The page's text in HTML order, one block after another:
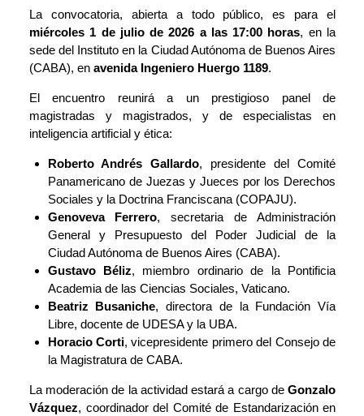
La convocatoria, abierta a todo público, es para el
miércoles 1 de julio de 2026 a las 17:00 horas, en la
sede del Instituto en la Ciudad Autónoma de Buenos Aires
(CABA), en avenida Ingeniero Huergo 1189.
El encuentro reunirá a un prestigioso panel de
magistradas y magistrados, y de especialistas en
inteligencia artificial y ética:
Roberto Andrés Gallardo, presidente del Comité
Panamericano de Juezas y Jueces por los Derechos
Sociales y la Doctrina Franciscana (COPAJU).
Genoveva Ferrero, secretaria de Administración
General y Presupuesto del Poder Judicial de la
Ciudad Autónoma de Buenos Aires (CABA).
Gustavo Béliz, miembro ordinario de la Pontificia
Academia de las Ciencias Sociales, Vaticano.
Beatriz Busaniche, directora de la Fundación Vía
Libre, docente de UDESA y la UBA.
Horacio Corti, vicepresidente primero del Consejo de
la Magistratura de CABA.
La moderación de la actividad estará a cargo de Gonzalo
Vázquez, coordinador del Comité de Estandarización en